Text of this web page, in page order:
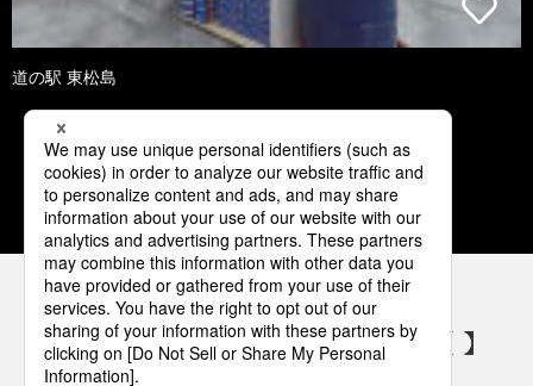
道の駅 東松島
1 2 3 4 5
パナソニックの電気設備 SNSアカウント